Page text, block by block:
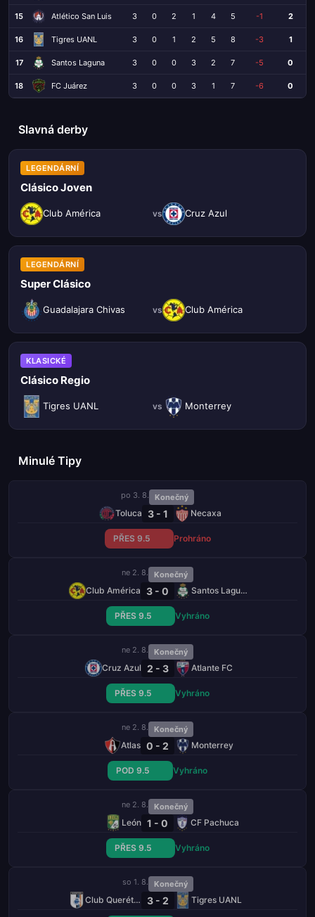
15 Atlético San Luis 3 0 2 1 4 5 -1 2
16 Tigres UANL 3 0 1 2 5 8 -3 1
17 Santos Laguna 3 0 0 3 2 7 -5 0
18 FC Juárez 3 0 0 3 1 7 -6 0
Slavná derby
LEGENDÁRNÍ
Clásico Joven
Club América vs Cruz Azul
LEGENDÁRNÍ
Super Clásico
Guadalajara Chivas vs Club América
KLASICKÉ
Clásico Regio
Tigres UANL vs Monterrey
Minulé Tipy
po 3. 8. Konečný
Toluca 3 - 1 Necaxa
PŘES 9.5 Prohráno
ne 2. 8. Konečný
Club América 3 - 0 Santos Laguna
PŘES 9.5 Vyhráno
ne 2. 8. Konečný
Cruz Azul 2 - 3 Atlante FC
PŘES 9.5 Vyhráno
ne 2. 8. Konečný
Atlas 0 - 2 Monterrey
POD 9.5 Vyhráno
ne 2. 8. Konečný
León 1 - 0 CF Pachuca
PŘES 9.5 Vyhráno
so 1. 8. Konečný
Club Querétaro 3 - 2 Tigres UANL